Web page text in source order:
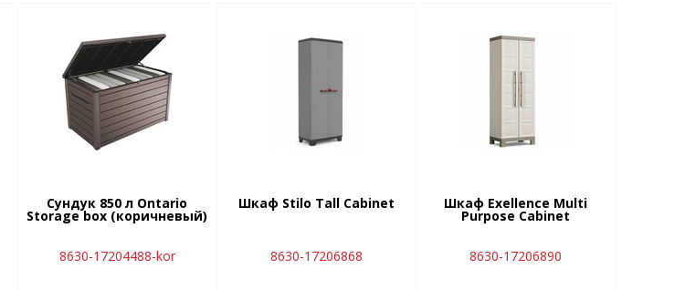
Сундук 850 л Ontario
Storage box (коричневый)
8630-17204488-kor
Шкаф Stilo Tall Cabinet
8630-17206868
Шкаф Exellence Multi
Purpose Cabinet
8630-17206890